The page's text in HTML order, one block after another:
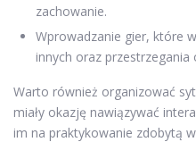
zachowanie.
Wprowadzanie gier, które
innych oraz przestrzegania
Warto również organizować
miały okazję nawiązywać
im na praktykowanie zdobytą